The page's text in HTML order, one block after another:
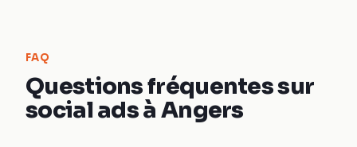
FAQ
Questions fréquentes sur
social ads à Angers